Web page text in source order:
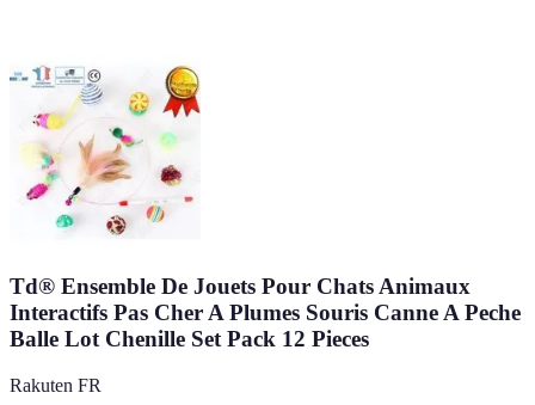
Td® Ensemble De Jouets Pour Chats Animaux
Interactifs Pas Cher A Plumes Souris Canne A Peche
Balle Lot Chenille Set Pack 12 Pieces
Rakuten FR